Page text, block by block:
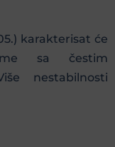
karakterisat će
sa čestim
nestabilnosti